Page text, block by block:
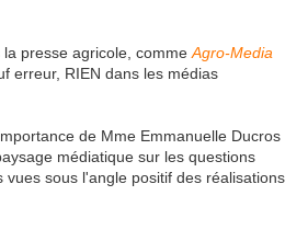
presse agricole, comme Agro-Media
erreur, RIEN dans les médias
de Mme Emmanuelle Ducros
médiatique sur les questions
vues sous l'angle positif des réalisations